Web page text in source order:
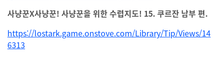
사냥꾼X사냥꾼! 사냥꾼을 위한 수렵지도! 15. 쿠르잔 남부 편.
https://lostark.game.onstove.com/Library/Tip/Views/14
6313